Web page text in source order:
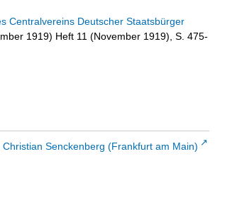
Centralvereins Deutscher Staatsbürger
1919) Heft 11 (November 1919), S. 475-
Senckenberg (Frankfurt am Main)